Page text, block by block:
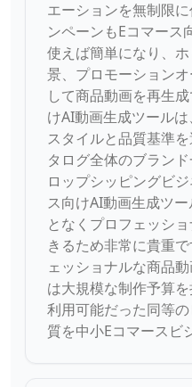
エーションを無制限
ンペーンもEコマース
使えば簡単になり、
景、プロモーション
して商品動画を再生
けAI動画生成ツール
スタイルと品質基準
タログ全体のブラン
ロップシッピングビ
ス向けAI動画生成ツ
となくプロフェッシ
きるため非常に貴重
ェッショナルな商品
は大規模な制作予算
利用可能だった同等
質を中小Eコマースビ